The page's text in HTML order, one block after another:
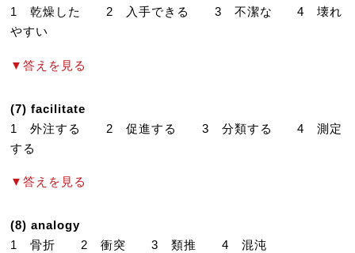
1 乾燥した 2 入手できる 3 不潔な 4 壊れ
やすい
▼答えを見る
(7) facilitate
1 外注する 2 促進する 3 分類する 4 測定
する
▼答えを見る
(8) analogy
1 骨折 2 衝突 3 類推 4 混沌